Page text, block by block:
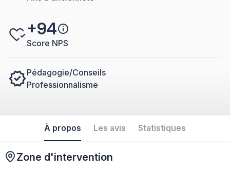
+94
Score NPS
Pédagogie/Conseils
Professionnalisme
À propos Les avis Statistiques
Zone d'intervention